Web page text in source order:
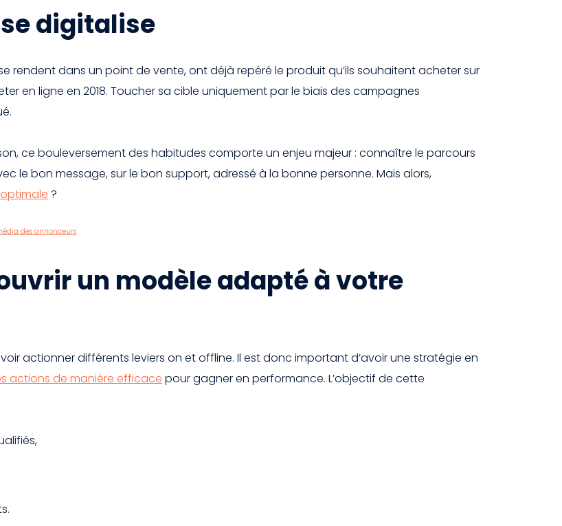
digitalise
rendent dans un point de vente, ont déjà repéré le produit qu’ils souhaitent acheter sur
en ligne en 2018. Toucher sa cible uniquement par le biais des campagnes
ce bouleversement des habitudes comporte un enjeu majeur : connaître le parcours
le bon message, sur le bon support, adressé à la bonne personne. Mais alors,
?
des annonceurs
un modèle adapté à votre
actionner différents leviers on et offline. Il est donc important d’avoir une stratégie en
actions de manière efficace pour gagner en performance. L’objectif de cette